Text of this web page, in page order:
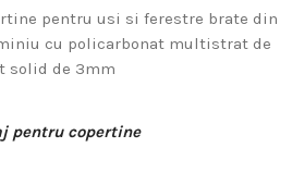
pentru usi si ferestre brate din
cu policarbonat multistrat de
solid de 3mm
pentru copertine